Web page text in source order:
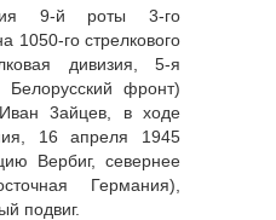
9-й роты 3-го
1050-го стрелкового
дивизия, 5-я
фронт)
3айцев, в ходе
16 апреля 1945
Вербиг, севернее
Германия),
подвиг.